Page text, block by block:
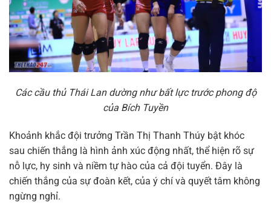
Các cầu thủ Thái Lan dường như bất lực trước phong độ
của Bích Tuyền
Khoảnh khắc đội trưởng Trần Thị Thanh Thúy bật khóc
sau chiến thắng là hình ảnh xúc động nhất, thể hiện rõ sự
nỗ lực, hy sinh và niềm tự hào của cả đội tuyển. Đây là
chiến thắng của sự đoàn kết, của ý chí và quyết tâm không
ngừng nghỉ.